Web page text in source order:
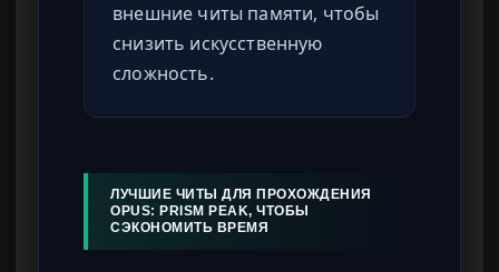
внешние читы памяти, чтобы
снизить искусственную
сложность.
ЛУЧШИЕ ЧИТЫ ДЛЯ ПРОХОЖДЕНИЯ
OPUS: PRISM PEAK, ЧТОБЫ
СЭКОНОМИТЬ ВРЕМЯ